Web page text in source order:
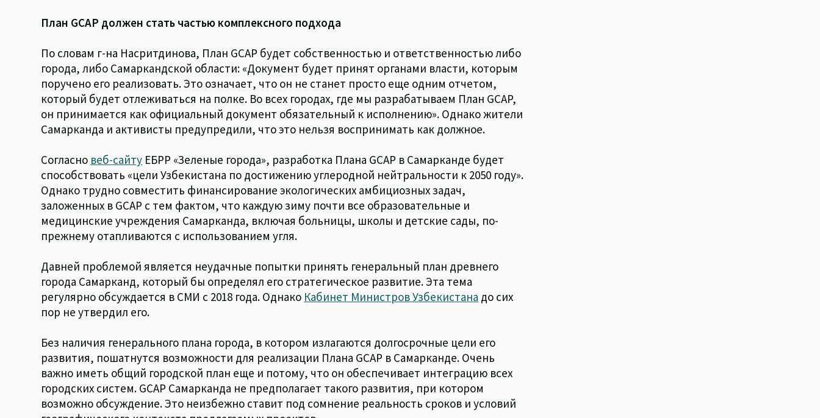
План GCAP должен стать частью комплексного подхода
По словам г-на Насритдинова, План GCAP будет собственностью и ответственностью либо
города, либо Самаркандской области: «Документ будет принят органами власти, которым
поручено его реализовать. Это означает, что он не станет просто еще одним отчетом,
который будет отлеживаться на полке. Во всех городах, где мы разрабатываем План GCAP,
он принимается как официальный документ обязательный к исполнению». Однако жители
Самарканда и активисты предупредили, что это нельзя воспринимать как должное.
Согласно веб-сайту ЕБРР «Зеленые города», разработка Плана GCAP в Самарканде будет
способствовать «цели Узбекистана по достижению углеродной нейтральности к 2050 году».
Однако трудно совместить финансирование экологических амбициозных задач,
заложенных в GCAP с тем фактом, что каждую зиму почти все образовательные и
медицинские учреждения Самарканда, включая больницы, школы и детские сады, по-
прежнему отапливаются с использованием угля.
Давней проблемой является неудачные попытки принять генеральный план древнего
города Самарканд, который бы определял его стратегическое развитие. Эта тема
регулярно обсуждается в СМИ с 2018 года. Однако Кабинет Министров Узбекистана до сих
пор не утвердил его.
Без наличия генерального плана города, в котором излагаются долгосрочные цели его
развития, пошатнутся возможности для реализации Плана GCAP в Самарканде. Очень
важно иметь общий городской план еще и потому, что он обеспечивает интеграцию всех
городских систем. GCAP Самарканда не предполагает такого развития, при котором
возможно обсуждение. Это неизбежно ставит под сомнение реальность сроков и условий